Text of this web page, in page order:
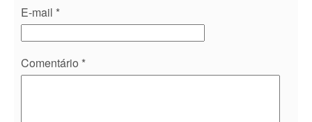
E-mail *
Comentário *